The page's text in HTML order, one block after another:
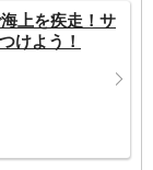
上を疾走！サ
けよう！